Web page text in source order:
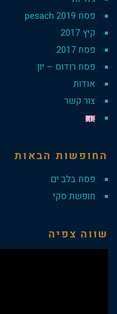
פסח 2019 pesach
קיץ 2017
פסח 2017
פסח רודוס – יון
אודות
צור קשר
החופשות הבאות
פסח בלב ים
חופשת סקי
שווה צפיה